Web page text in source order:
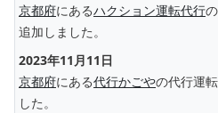
京都府にあるハクション運転代行
追加しました。
2023年11月11日
京都府にある代行かごやの代行運
した。